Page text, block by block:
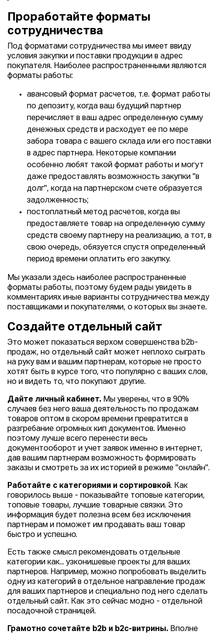
Проработайте форматы
сотрудничества
Под форматами сотрудничества мы имеет ввиду
условия закупки и поставки продукции в адрес
покупателя. Наиболее распространенными являются
форматы работы:
авансовый формат расчетов, т.е. формат работы
по депозиту, когда ваш будущий партнер
перечисляет в ваш адрес определенную сумму
денежных средств и расходует ее по мере
забора товара с вашего склада или его поставки
в адрес партнера. Некоторые компании
особенно любят такой формат работы и могут
даже предоставлять возможность закупки "в
долг", когда на партнерском счете образуется
задолженность;
постоплатный метод расчетов, когда вы
предоставляете товар на определенную сумму
средств своему партнеру на реализацию, а тот, в
свою очередь, обязуется спустя определенный
период времени оплатить его закупку.
Мы указали здесь наиболее распространенные
форматы работы, поэтому будем рады увидеть в
комментариях иные варианты сотрудничества между
поставщиками и покупателями, о которых вы знаете.
Создайте отдельный сайт
Это может показаться верхом совершенства b2b-
продаж, но отдельный сайт может неплохо сыграть
на руку вам и вашим партнерам, которые не просто
хотят быть в курсе того, что популярно с ваших слов,
но и видеть то, что покупают другие.
Дайте личный кабинет. Мы уверены, что в 90%
случаев без него ваша деятельность по продажам
товаров оптом в скором времени превратится в
разгребание огромных кип документов. Именно
поэтому лучше всего перенести весь
документооборот и учет заявок именно в интернет,
дав вашим партнерам возможность формировать
заказы и смотреть за их историей в режиме "онлайн".
Работайте с категориями и сортировкой. Как
говорилось выше - показывайте топовые категории,
топовые товары, лучшие товарные связки. Это
информация будет полезна всем без исключения
партнерам и поможет им продавать ваш товар
быстро и успешно.
Есть также смысл рекомендовать отдельные
категории как... узконишевые проекты для ваших
партнеров. Например, можно попробовать выделить
одну из категорий в отдельное направление продаж
для ваших партнеров и специально под него сделать
отдельный сайт. Как это сейчас модно - отдельной
посадочной страницей.
Грамотно сочетайте b2b и b2c-витрины. Вполне